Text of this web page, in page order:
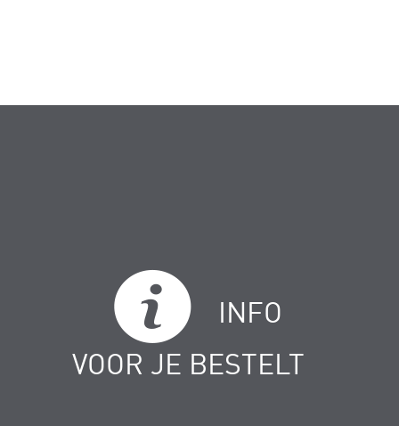
INFO
VOOR JE BESTELT